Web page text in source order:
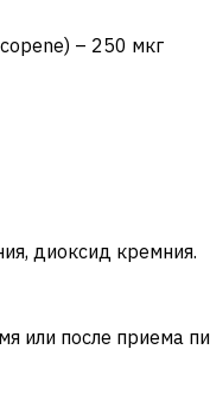
– 250 мкг
диоксид кремния.
или после приема